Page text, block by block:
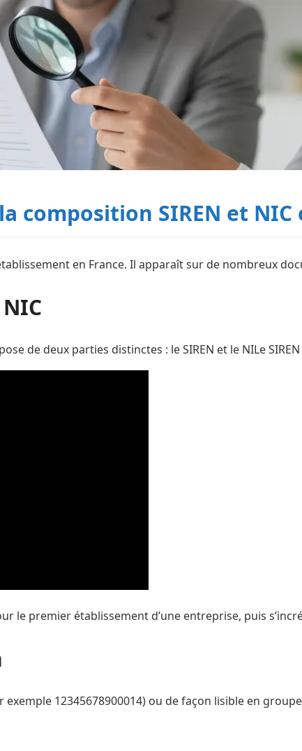
composition SIREN et
en France. Il apparaît sur de nombreux
de deux parties distinctes : le SIREN et le NILe
le premier établissement d’une entreprise, puis
exemple 12345678900014) ou de façon lisible en